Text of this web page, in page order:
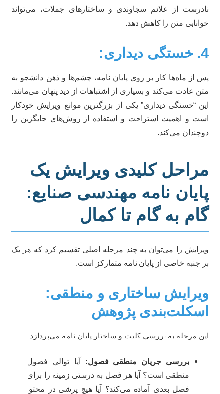
از علائم سجاوندی و ساختارهای جملات، می‌تواند
متن را کاهش دهد.
از ماه‌ها کار بر روی پایان نامه، چشم‌ها و ذهن دانشجو به
عادت می‌کند و بسیاری از اشتباهات از دید پنهان می‌مانند.
“خستگی دیداری” یکی از بزرگترین موانع ویرایش خودکار
و اهمیت استراحت و استفاده از روش‌های جایگزین را
می‌کند.
کلیدی ویرایش یک
نامه مهندسی صنایع:
به گام تا کمال
را می‌توان به چند مرحله اصلی تقسیم کرد که هر یک
جنبه خاصی از پایان نامه متمارکز است.
ساختاری و منطقی:
پژوهش
مرحله به بررسی کلیت و ساختار پایان نامه می‌پردازد.
بررسی جریان منطقی فصول:آیا توالی فصول
منطقی است؟ آیا هر فصل به درستی زمینه را برای
فصل بعدی آماده می‌کند؟ آیا هیچ پرشی در محتوا